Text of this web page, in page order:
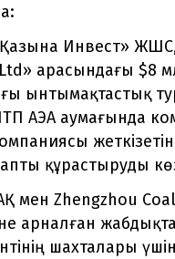
Инвест» ЖШС,
арасындағы $8
ынтымақтастық
АЭА аумағында
құрастыруды
мен Zhengzhou
арналған
шахталары